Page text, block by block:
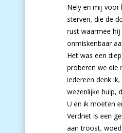
Nely en mij voor
sterven, die de
rust waarmee hij
onmiskenbaar
Het was een
proberen we die
iedereen denk
wezenlijke hulp,
U en ik moeten
Verdriet is een
aan troost,